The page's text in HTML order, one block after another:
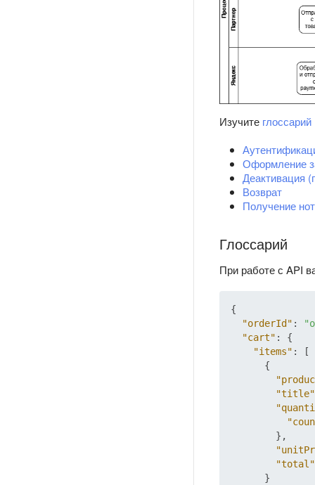
Изучите глоссарий
Оформление
Деактивация
Возврат
Получение
Глоссарий
При работе с API
{
"orderId" :
"cart" :
{
"items" :
[
{
"title"
} ,
"total"
}